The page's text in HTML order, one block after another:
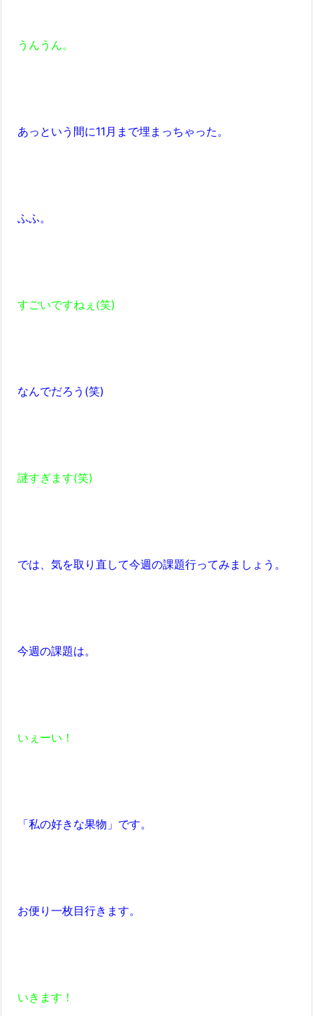
うんうん。
あっという間に11月まで埋まっちゃった。
ふふ。
すごいですねぇ(笑)
なんでだろう(笑)
謎すぎます(笑)
では、気を取り直して今週の課題行ってみましょう。
今週の課題は。
いぇーい！
「私の好きな果物」です。
お便り一枚目行きます。
いきます！